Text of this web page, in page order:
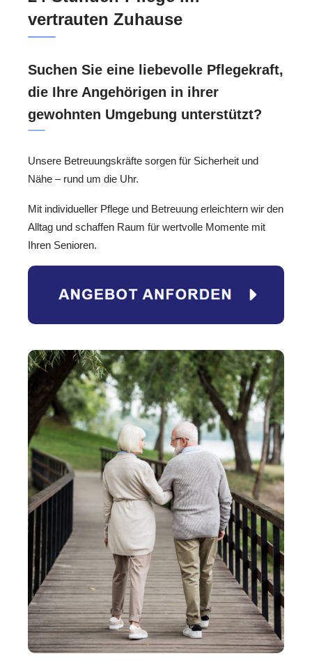
vertrauten Zuhause
Suchen Sie eine liebevolle Pflegekraft,
die Ihre Angehörigen in ihrer
gewohnten Umgebung unterstützt?
Unsere Betreuungskräfte sorgen für Sicherheit und
Nähe – rund um die Uhr.
Mit individueller Pflege und Betreuung erleichtern wir den
Alltag und schaffen Raum für wertvolle Momente mit
Ihren Senioren.